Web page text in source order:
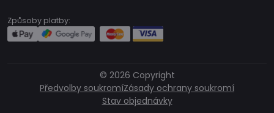
Způsoby platby:
© 2026 Copyright
Předvolby soukromíZásady ochrany soukromí
Stav objednávky